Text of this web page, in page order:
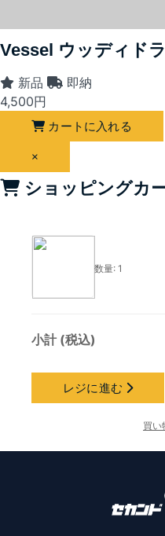
Vessel ウッディド
新品
即納
4,500円
カートに入れる
×
ショッピングカ
数量: 1
小計 (税込)
レジに進む
買い